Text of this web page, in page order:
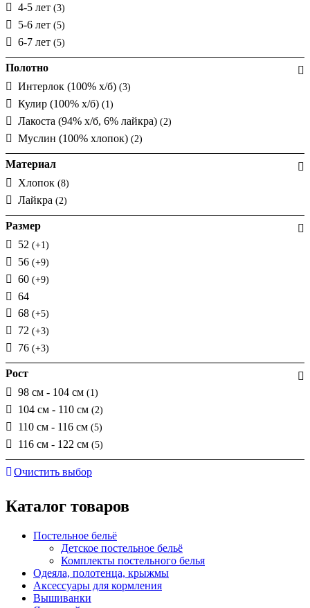
4-5 лет (3)
5-6 лет (5)
6-7 лет (5)
Полотно
Интерлок (100% х/б) (3)
Кулир (100% х/б) (1)
Лакоста (94% х/б, 6% лайкра) (2)
Муслин (100% хлопок) (2)
Материал
Хлопок (8)
Лайкра (2)
Размер
52 (+1)
56 (+9)
60 (+9)
64
68 (+5)
72 (+3)
76 (+3)
Рост
98 см - 104 см (1)
104 см - 110 см (2)
110 см - 116 см (5)
116 см - 122 см (5)
Очистить выбор
Каталог товаров
Постельное бельё
Детское постельное бельё
Комплекты постельного белья
Одеяла, полотенца, крыжмы
Аксессуары для кормления
Вышиванки